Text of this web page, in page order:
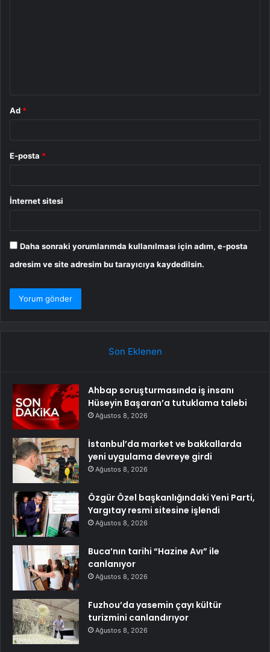
Ad *
E-posta *
İnternet sitesi
Daha sonraki yorumlarımda kullanılması için adım, e-posta
adresim ve site adresim bu tarayıcıya kaydedilsin.
Son Eklenen
Ahbap soruşturmasında iş insanı
Hüseyin Başaran’a tutuklama talebi
Ağustos 8, 2026
İstanbul’da market ve bakkallarda
yeni uygulama devreye girdi
Ağustos 8, 2026
Özgür Özel başkanlığındaki Yeni Parti,
Yargıtay resmi sitesine işlendi
Ağustos 8, 2026
Buca’nın tarihi “Hazine Avı” ile
canlanıyor
Ağustos 8, 2026
Fuzhou’da yasemin çayı kültür
turizmini canlandırıyor
Ağustos 8, 2026